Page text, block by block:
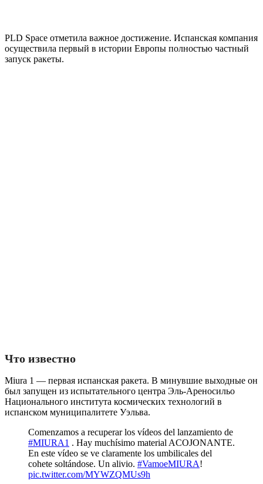
PLD Space отметила важное достижение. Испанская компания
осуществила первый в истории Европы полностью частный
запуск ракеты.
Что известно
Miura 1 — первая испанская ракета. В минувшие выходные он
был запущен из испытательного центра Эль-Ареносильо
Национального института космических технологий в
испанском муниципалитете Уэльва.
Comenzamos a recuperar los vídeos del lanzamiento de
#MIURA1 . Hay muchísimo material ACOJONANTE.
En este vídeo se ve claramente los umbilicales del
cohete soltándose. Un alivio. #VamoeMIURA!
pic.twitter.com/MYWZQMUs9h